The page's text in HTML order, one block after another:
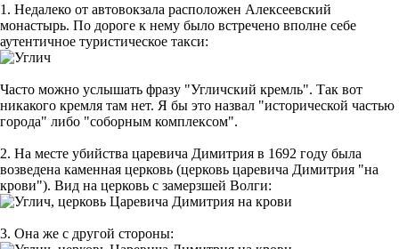
1. Недалеко от автовокзала расположен Алексеевский
монастырь. По дороге к нему было встречено вполне себе
аутентичное туристическое такси:
Часто можно услышать фразу "Угличский кремль". Так вот
никакого кремля там нет. Я бы это назвал "исторической частью
города" либо "соборным комплексом".
2. На месте убийства царевича Димитрия в 1692 году была
возведена каменная церковь (церковь царевича Димитрия "на
крови"). Вид на церковь с замерзшей Волги:
3. Она же с другой стороны: